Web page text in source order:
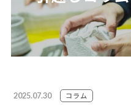
その他サービス
コラム
引越しの豆知識
2025.07.30 コラム